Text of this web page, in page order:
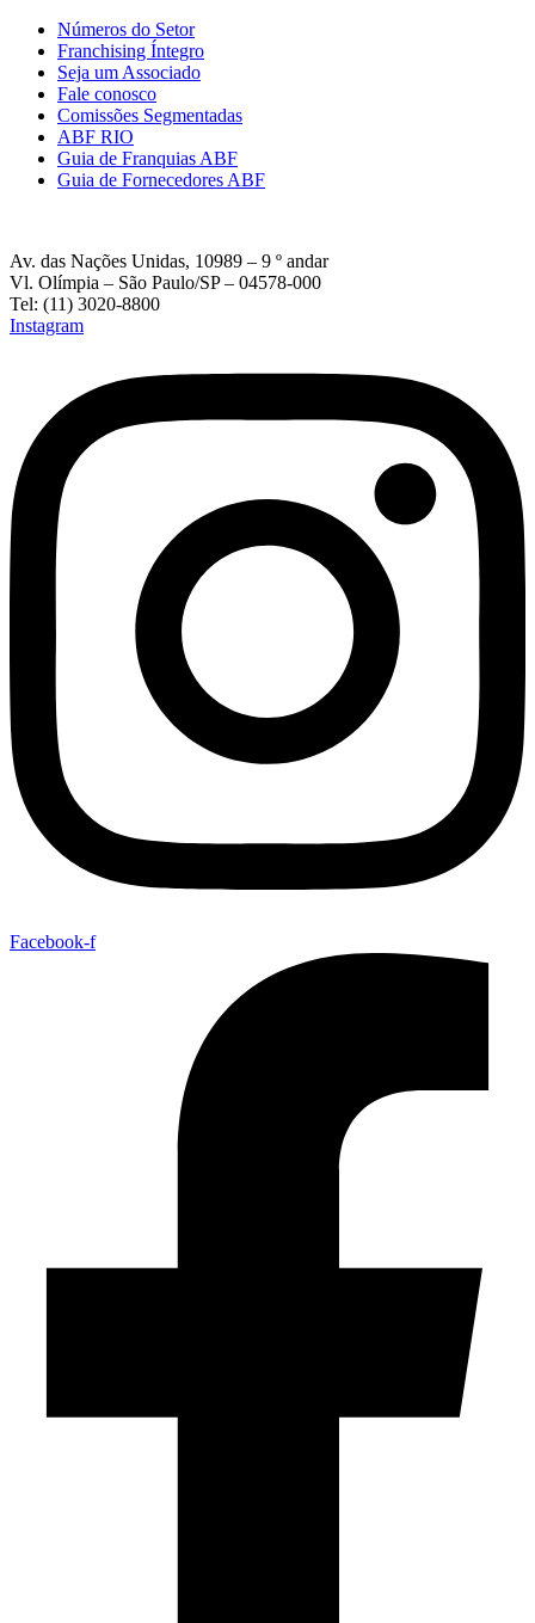
Números do Setor
Franchising Íntegro
Seja um Associado
Fale conosco
Comissões Segmentadas
ABF RIO
Guia de Franquias ABF
Guia de Fornecedores ABF
Av. das Nações Unidas, 10989 – 9 º andar
Vl. Olímpia – São Paulo/SP – 04578-000
Tel: (11) 3020-8800
Instagram
Facebook-f